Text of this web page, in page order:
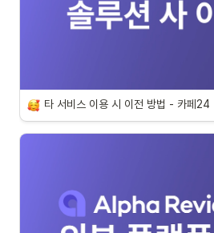
타 서비스 이용 시 이전 방법 - 카페24